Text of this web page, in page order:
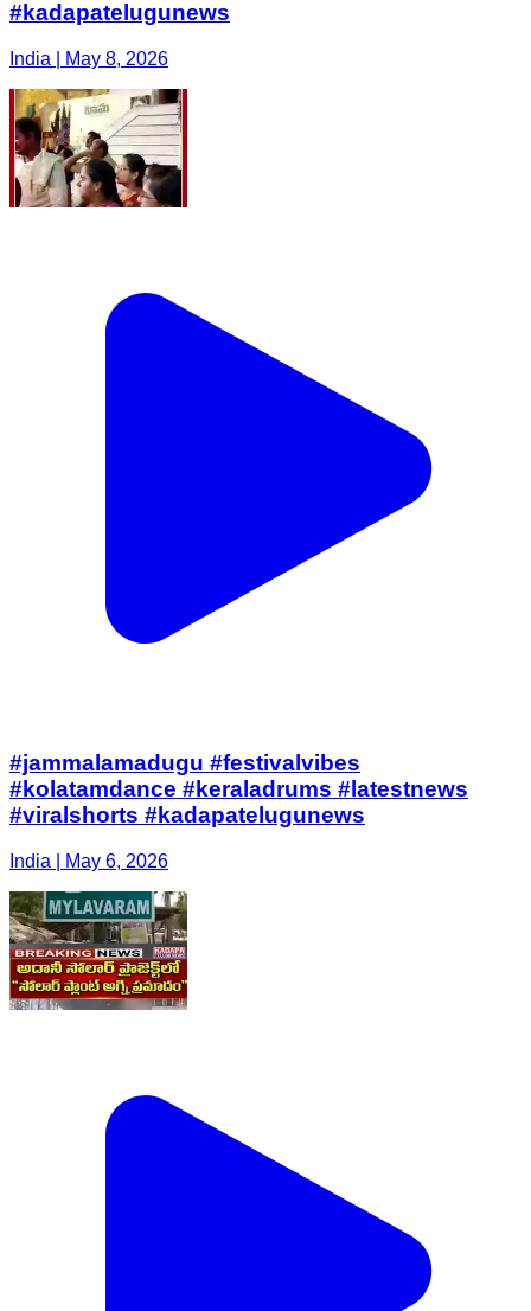
#kadapatelugunews
India | May 8, 2026
#jammalamadugu #festivalvibes
#kolatamdance #keraladrums #latestnews
#viralshorts #kadapatelugunews
India | May 6, 2026